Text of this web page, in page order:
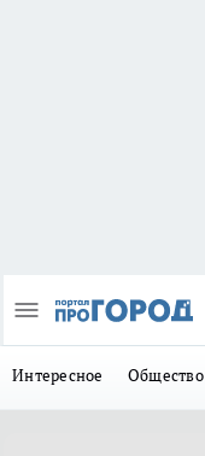
Интересное Общество